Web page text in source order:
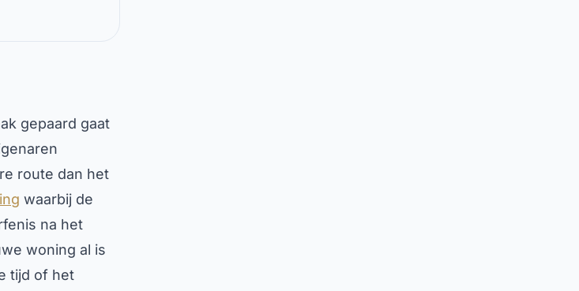
gepaard gaat
route dan het
waarbij de
na het
woning al is
tijd of het